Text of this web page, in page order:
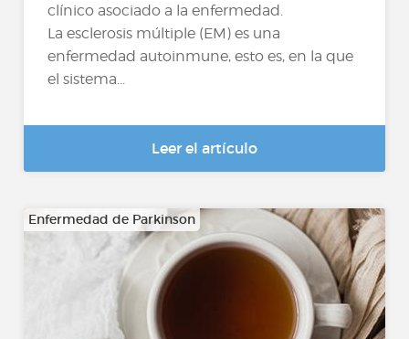
clínico asociado a la enfermedad.
La esclerosis múltiple (EM) es una
enfermedad autoinmune, esto es, en la que
el sistema...
Leer el artículo
Enfermedad de Parkinson